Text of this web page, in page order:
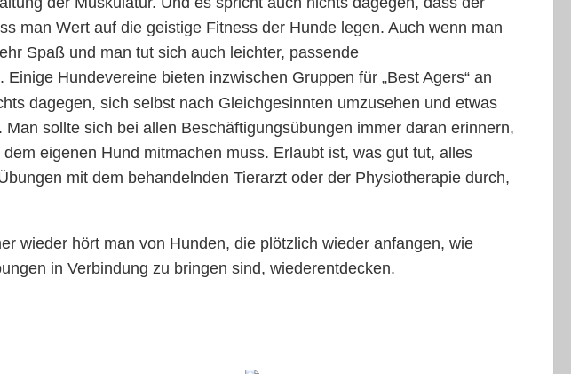
man Wert auf die geistige Fitness der Hunde legen. Auch wenn man
Spaß und man tut sich auch leichter, passende
Hundevereine bieten inzwischen Gruppen für „Best Agers“ an
dagegen, sich selbst nach Gleichgesinnten umzusehen und etwas
sollte sich bei allen Beschäftigungsübungen immer daran erinnern,
eigenen Hund mitmachen muss. Erlaubt ist, was gut tut, alles
mit dem behandelnden Tierarzt oder der Physiotherapie durch,
wieder hört man von Hunden, die plötzlich wieder anfangen, wie
in Verbindung zu bringen sind, wiederentdecken.